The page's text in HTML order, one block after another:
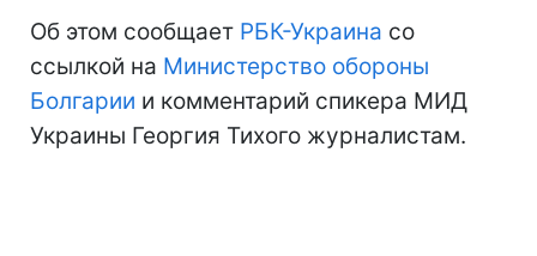
Об этом сообщает РБК-Украина со
ссылкой на Министерство обороны
Болгарии и комментарий спикера МИД
Украины Георгия Тихого журналистам.